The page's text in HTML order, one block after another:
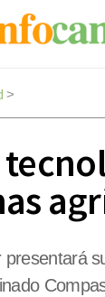
>
presentará